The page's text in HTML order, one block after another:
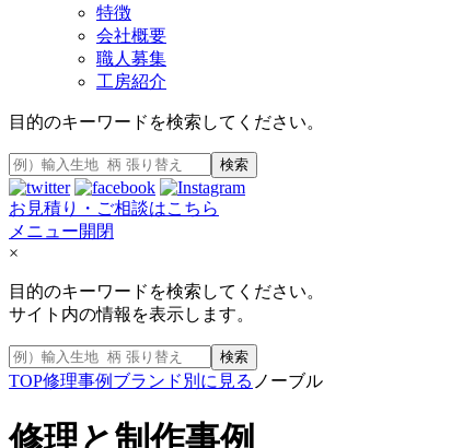
特徴
会社概要
職人募集
工房紹介
目的のキーワードを検索してください。
検索
お見積り・ご相談はこちら
メニュー開閉
×
目的のキーワードを検索してください。
サイト内の情報を表示します。
検索
TOP修理事例 ブランド別に見る ノーブル
修理と制作事例